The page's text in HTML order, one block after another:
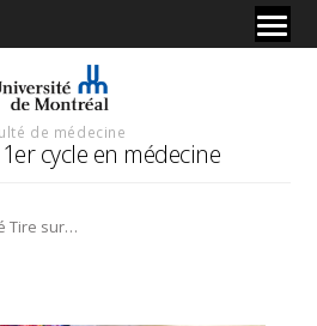
de médecine
cycle en médecine
Photos de l’activité Tire sur la neige